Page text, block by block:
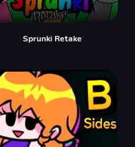
Sprunki Retake